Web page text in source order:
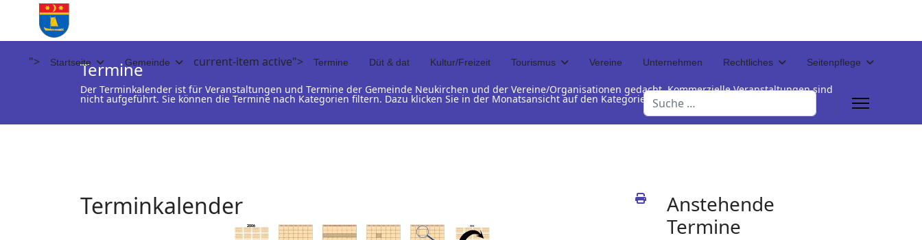
"> Startseite Gemeinde current-item active"> Termine Düt & dat Kultur/Freizeit Tourismus Vereine Unternehmen Rechtliches Seitenpflege
Suchen
Termine
Der Terminkalender ist für Veranstaltungen und Termine der Gemeinde Neukirchen und der Vereine/Organisationen gedacht. Kommerzielle Veranstaltungen sind
nicht aufgeführt. Sie können die Termine nach Kategorien filtern. Dazu klicken Sie in der Monatsansicht auf den Kategorienamen unterhalb der Termintabelle
Terminkalender
Anstehende
Termine